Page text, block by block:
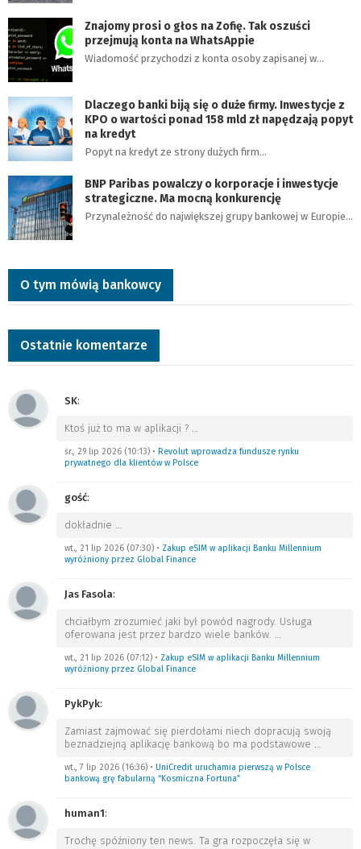
Znajomy prosi o głos na Zofię. Tak oszuści
przejmują konta na WhatsAppie
Wiadomość przychodzi z konta osoby zapisanej w…
Dlaczego banki biją się o duże firmy. Inwestycje z
KPO o wartości ponad 158 mld zł napędzają popyt
na kredyt
Popyt na kredyt ze strony dużych firm…
BNP Paribas powalczy o korporacje i inwestycje
strategiczne. Ma mocną konkurencję
Przynależność do największej grupy bankowej w Europie…
O tym mówią bankowcy
Ostatnie komentarze
SK:
Ktoś już to ma w aplikacji ? …
śr., 29 lip 2026 (10:13) • Revolut wprowadza fundusze rynku
prywatnego dla klientów w Polsce
gość:
dokładnie …
wt., 21 lip 2026 (07:30) • Zakup eSIM w aplikacji Banku Millennium
wyróżniony przez Global Finance
Jas Fasola:
chciałbym zrozumieć jaki był powód nagrody. Usługa
oferowana jest przez bardzo wiele banków. …
wt., 21 lip 2026 (07:12) • Zakup eSIM w aplikacji Banku Millennium
wyróżniony przez Global Finance
PykPyk:
Zamiast zajmować się pierdołami niech dopracują swoją
beznadziejną aplikację bankową bo ma podstawowe …
wt., 7 lip 2026 (16:36) • UniCredit uruchamia pierwszą w Polsce
bankową grę fabularną “Kosmiczna Fortuna”
human1:
Trochę spóźniony ten news. Ta gra rozpoczęła się w